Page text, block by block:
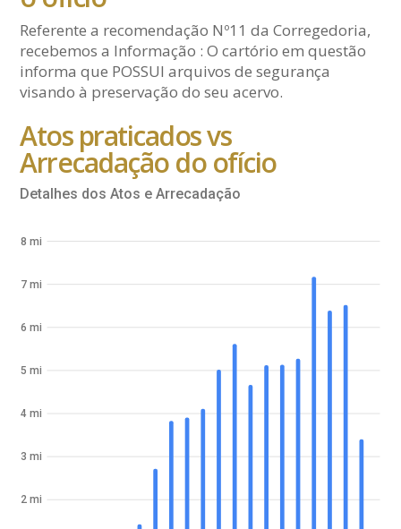
Referente a recomendação Nº11 da Corregedoria,
recebemos a Informação : O cartório em questão
informa que POSSUI arquivos de segurança
visando à preservação do seu acervo.
Atos praticados vs
Arrecadação do ofício
Detalhes dos Atos e Arrecadação
2 mi
3 mi
4 mi
5 mi
6 mi
7 mi
8 mi